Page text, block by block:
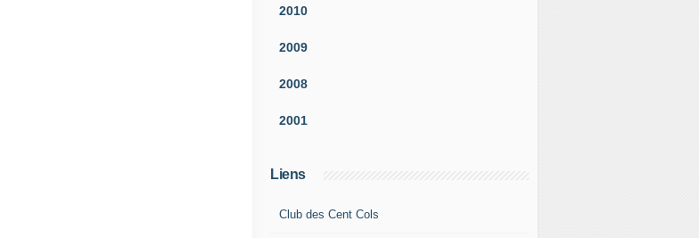
2010
2009
2008
2001
Liens
Club des Cent Cols